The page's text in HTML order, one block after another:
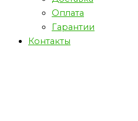
Оплата
Гарантии
Контакты